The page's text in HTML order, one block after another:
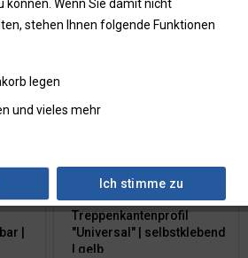
|
Antirutsch-
Treppenkantenprofil
"Universal" | selbstklebend
| gelb
können. Wenn Sie damit nicht
stehen Ihnen folgende Funktionen
legen
und vieles mehr
Ich stimme zu